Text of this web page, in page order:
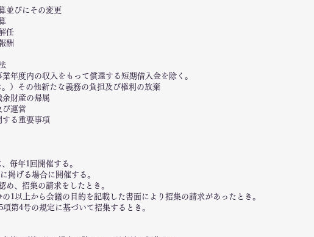
並びにその変更
任
酬
年度内の収入をもって償還する短期借入金を除く。
）その他新たな義務の負担及び権利の放棄
財産の帰属
び運営
する重要事項
毎年1回開催する。
げる場合に開催する。
め、招集の請求をしたとき。
1以上から会議の目的を記載した書面により招集の請求があったとき。
第4号の規定に基づいて招集するとき。